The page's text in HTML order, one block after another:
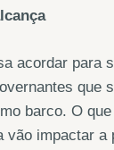
acordar para
que
barco. O
vão impactar